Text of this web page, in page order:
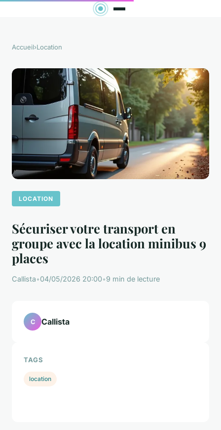
Accueil›Location
LOCATION
Sécuriser votre transport en
groupe avec la location minibus 9
places
Callista•04/05/2026 20:00•9 min de lecture
C Callista
TAGS
location